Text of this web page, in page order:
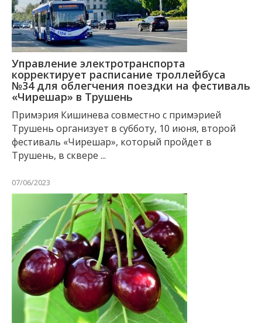
Управление электротранспорта
корректирует расписание троллейбуса
№34 для облегчения поездки на фестиваль
«Чирешар» в Трушень
Примэрия Кишинева совместно с примэрией
Трушень организует в субботу, 10 июня, второй
фестиваль «Чирешар», который пройдет в
Трушень, в сквере ...
07/06/2023